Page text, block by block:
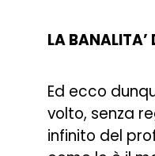
LA BANALITA’
Ed ecco
volto, senza
infinito del